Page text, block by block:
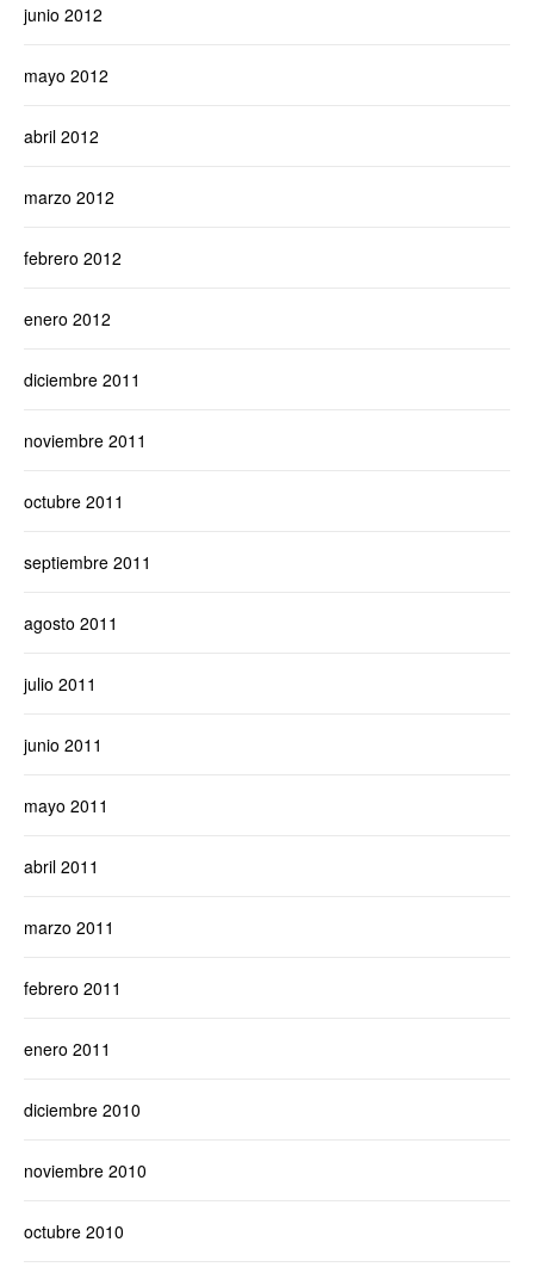
junio 2012
mayo 2012
abril 2012
marzo 2012
febrero 2012
enero 2012
diciembre 2011
noviembre 2011
octubre 2011
septiembre 2011
agosto 2011
julio 2011
junio 2011
mayo 2011
abril 2011
marzo 2011
febrero 2011
enero 2011
diciembre 2010
noviembre 2010
octubre 2010